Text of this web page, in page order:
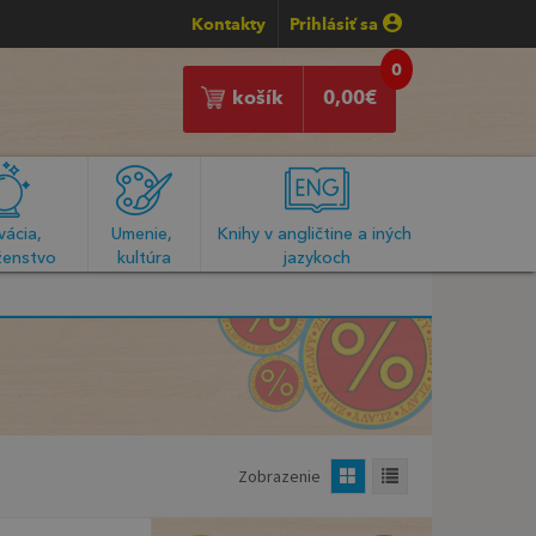
Kontakty Prihlásiť sa
0
0,00€
košík
Umenie,
kultúra
Knihy v angličtine a iných
jazykoch
Zobrazenie